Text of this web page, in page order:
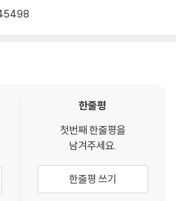
한줄평
첫번째 한줄평을
남겨주세요.
한줄평 쓰기